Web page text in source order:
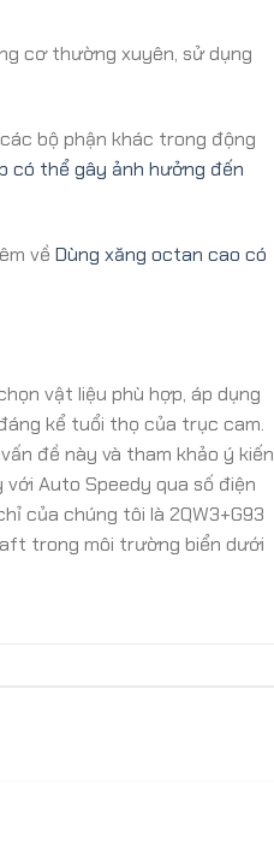
cơ thường xuyên, sử dụng
bộ phận khác trong động
có thể gây ảnh hưởng đến
về Dùng xăng octan cao có
vật liệu phù hợp, áp dụng
kể tuổi thọ của trục cam.
đề này và tham khảo ý kiến
Auto Speedy qua số điện
của chúng tôi là 2QW3+G93
trong môi trường biển dưới